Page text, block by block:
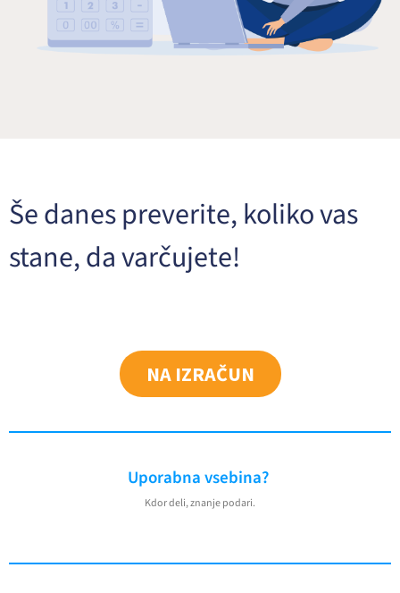
Še danes preverite, koliko vas
stane, da varčujete!
NA IZRAČUN
Uporabna vsebina?
Kdor deli, znanje podari.